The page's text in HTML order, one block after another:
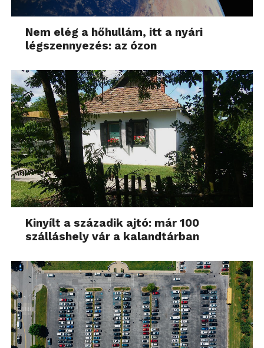
Nem elég a hőhullám, itt a nyári
légszennyezés: az ózon
Kinyílt a századik ajtó: már 100
szálláshely vár a kalandtárban